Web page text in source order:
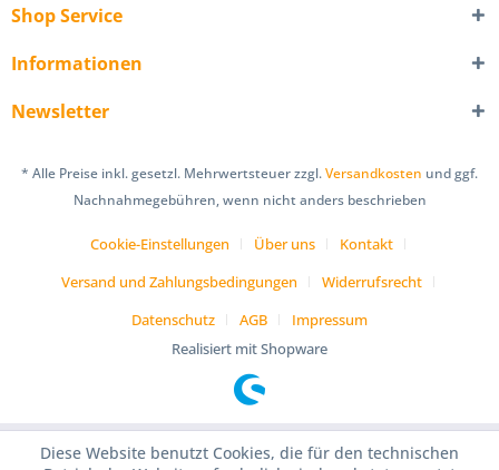
Shop Service
Informationen
Newsletter
* Alle Preise inkl. gesetzl. Mehrwertsteuer zzgl.Versandkosten und ggf.
Nachnahmegebühren, wenn nicht anders beschrieben
Cookie-Einstellungen Über uns
Kontakt
Versand und Zahlungsbedingungen
Widerrufsrecht
Datenschutz
AGB
Impressum
Realisiert mit Shopware
Diese Website benutzt Cookies, die für den technischen